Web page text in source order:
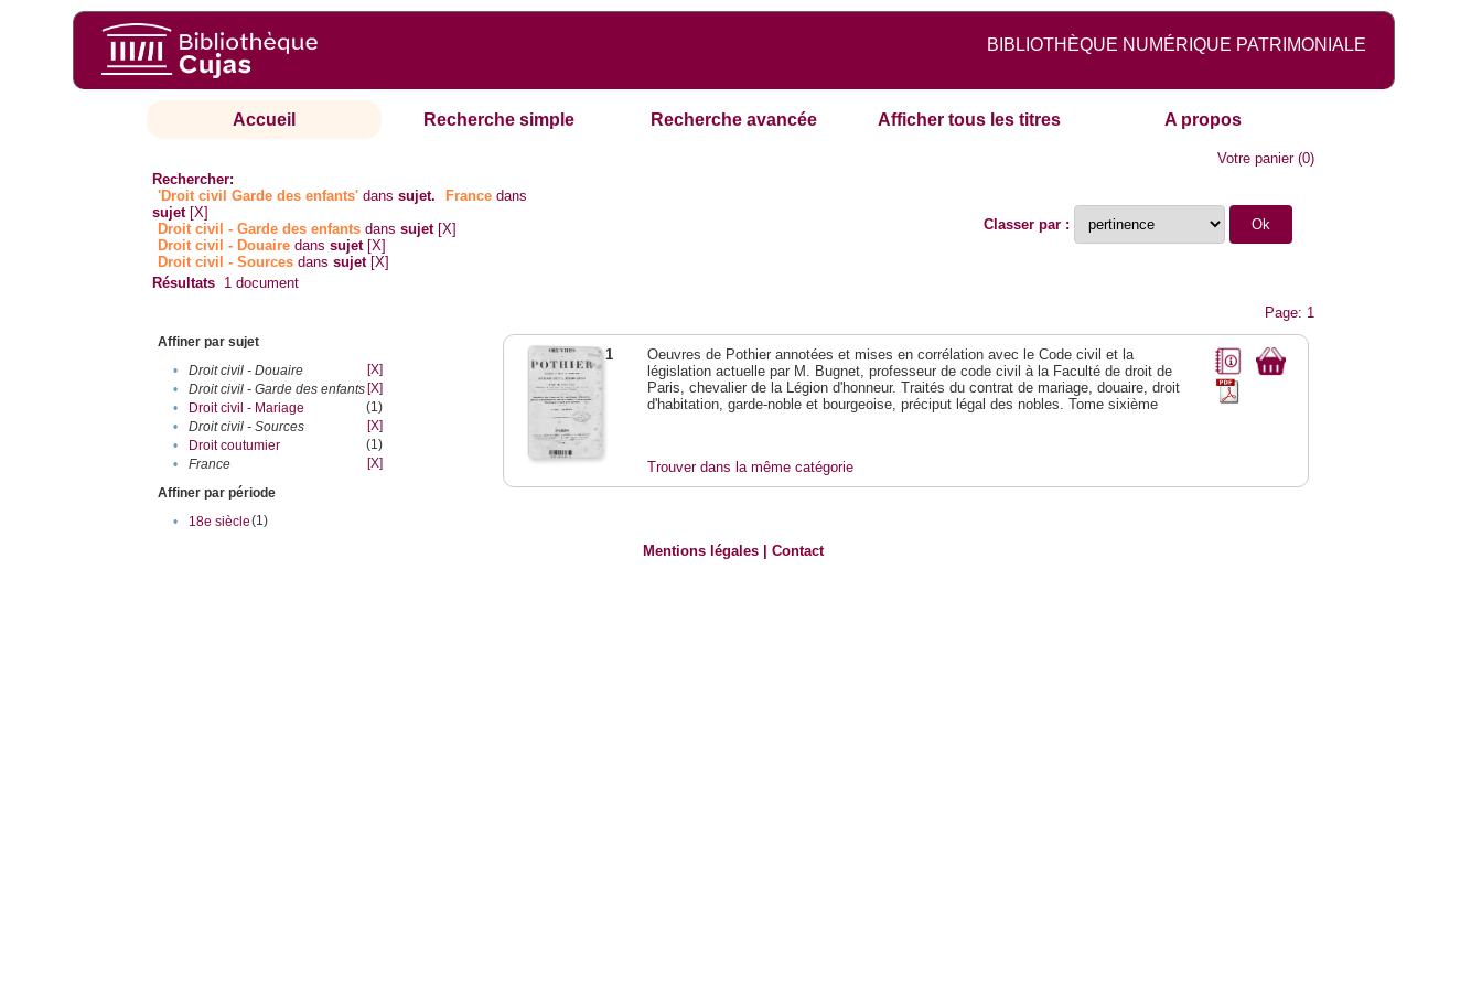
BIBLIOTHÈQUE NUMÉRIQUE PATRIMONIALE
Accueil Recherche simple Recherche avancée Afficher tous les titres A propos
Votre panier(0)
Rechercher:
'Droit civil Garde des enfants' danssujet. France dans
sujet [X]
Droit civil - Garde des enfants danssujet [X]
Droit civil - Douaire danssujet [X]
Droit civil - Sources danssujet [X]
Classer par :
Résultats 1 document
Page: 1
Affiner par sujet
•
Droit civil - Douaire
[X]
•
Droit civil - Garde des enfants [X]
•
Droit civil - Mariage
(1)
•
Droit civil - Sources
[X]
•
Droit coutumier
(1)
•
France
[X]
Affiner par période
•
18e siècle(1)
1
Oeuvres de Pothier annotées et mises en corrélation avec le Code civil et la
législation actuelle par M. Bugnet, professeur de code civil à la Faculté de droit de
Paris, chevalier de la Légion d'honneur. Traités du contrat de mariage, douaire, droit
d'habitation, garde-noble et bourgeoise, préciput légal des nobles. Tome sixième
Trouver dans la même catégorie
Mentions légales |Contact